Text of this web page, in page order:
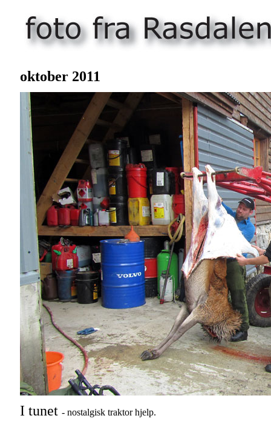
oktober 2011
I tunet - nostalgisk traktor hjelp.